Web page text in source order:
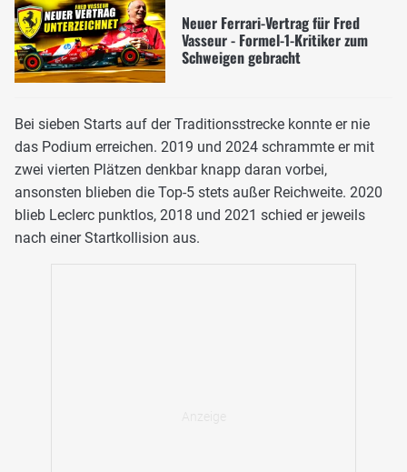
Neuer Ferrari-Vertrag für Fred
Vasseur - Formel-1-Kritiker zum
Schweigen gebracht
Bei sieben Starts auf der Traditionsstrecke konnte er nie
das Podium erreichen. 2019 und 2024 schrammte er mit
zwei vierten Plätzen denkbar knapp daran vorbei,
ansonsten blieben die Top-5 stets außer Reichweite. 2020
blieb Leclerc punktlos, 2018 und 2021 schied er jeweils
nach einer Startkollision aus.